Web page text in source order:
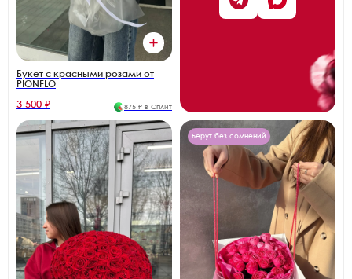
Букет с красными розами от
PIONFLO
3 500 ₽ 875 ₽ в Сплит
Берут без сомнений